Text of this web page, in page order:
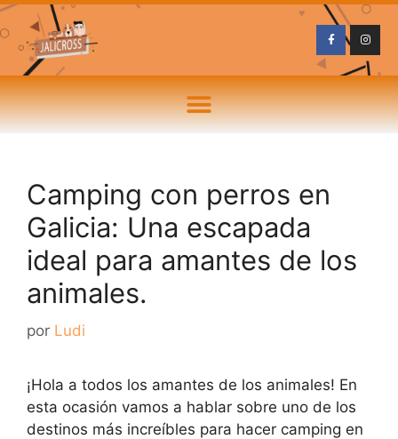
Camping con perros en
Galicia: Una escapada
ideal para amantes de los
animales.
por Ludi
¡Hola a todos los amantes de los animales! En
esta ocasión vamos a hablar sobre uno de los
destinos más increíbles para hacer camping en